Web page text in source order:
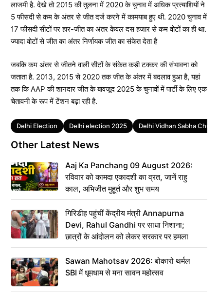
लाजमी है. देखे तो 2015 की तुलना में 2020 के चुनाव में अधिक प्रत्याशियों ने
5 फीसदी से कम के अंतर से जीत दर्ज करने में कामयाब हुए थी. 2020 चुनाव में
17 फीसदी सीटों पर हार-जीत का अंतर केवल दस हजार से कम वोटों का ही था.
ज्यादा वोटों से जीत का अंतर निर्णायक जीत का संकेत देता है
जबकि कम अंतर से जीतने वाली सीटों के संकेत कड़ी टक्कर की संभावना को
जताता है. 2013, 2015 से 2020 तक जीत के अंतर में बदलाव हुआ है, यहां
तक ​​कि AAP की शानदार जीत के बावजूद 2025 के चुनावों में पार्टी के लिए एक
चेतावनी के रूप में टेंशन बढ़ा रही है.
Tags
Delhi Election Delhi election 2025 Delhi Vidhan Sabha
Other Latest News
Aaj Ka Panchang 09 August 2026:
रविवार को कामदा एकादशी का व्रत, जानें राहु
काल, अभिजीत मुहूर्त और शुभ समय
गिरिडीह पहुंचीं केंद्रीय मंत्री Annapurna
Devi, Rahul Gandhi पर साधा निशाना;
छात्रों के आंदोलन को लेकर सरकार पर हमला
Sawan Mahotsav 2026: बोकारो थर्मल
SBI में धूमधाम से मना सावन महोत्सव